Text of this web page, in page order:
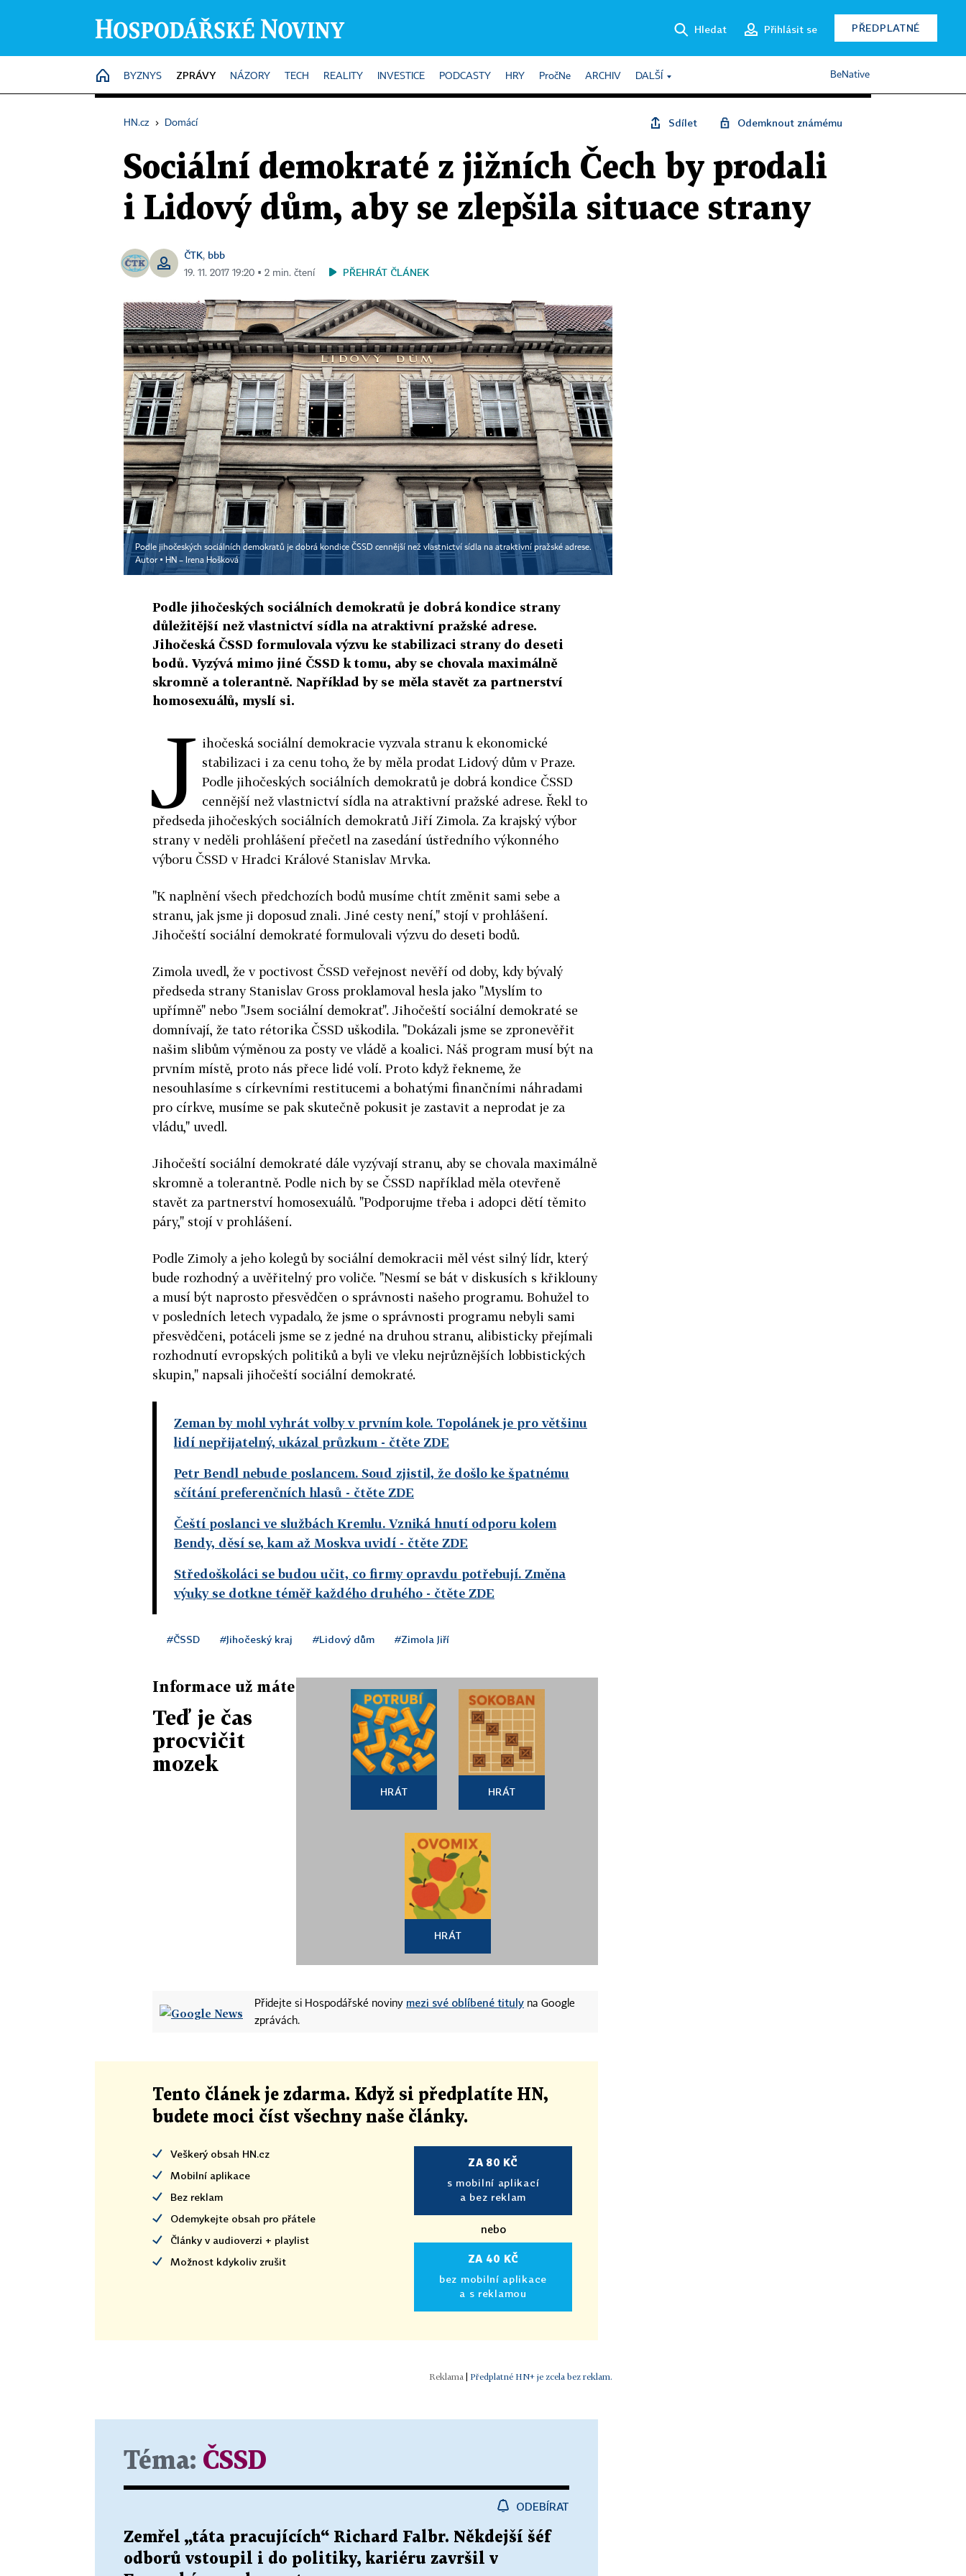
Hledat Přihlásit se PŘEDPLATNÉ
HOME
BYZNYS ZPRÁVY NÁZORY TECH REALITY INVESTICE PODCASTY HRY PročNe ARCHIV DALŠÍ BeNative
HN.cz › Domácí Sdílet Odemknout známému
Sociální demokraté z jižních Čech by prodali
i Lidový dům, aby se zlepšila situace strany
ČTK, bbb
19. 11. 2017 19:20 ▪ 2 min. čtení PŘEHRÁT ČLÁNEK
Podle jihočeských sociálních demokratů je dobrá kondice ČSSD cennější než vlastnictví sídla na atraktivní pražské adrese.
Autor ▪ HN – Irena Hošková
Podle jihočeských sociálních demokratů je dobrá kondice strany
důležitější než vlastnictví sídla na atraktivní pražské adrese.
Jihočeská ČSSD formulovala výzvu ke stabilizaci strany do deseti
bodů. Vyzývá mimo jiné ČSSD k tomu, aby se chovala maximálně
skromně a tolerantně. Například by se měla stavět za partnerství
homosexuálů, myslí si.
J ihočeská sociální demokracie vyzvala stranu k ekonomické
stabilizaci i za cenu toho, že by měla prodat Lidový dům v Praze.
Podle jihočeských sociálních demokratů je dobrá kondice ČSSD
cennější než vlastnictví sídla na atraktivní pražské adrese. Řekl to
předseda jihočeských sociálních demokratů Jiří Zimola. Za krajský výbor
strany v neděli prohlášení přečetl na zasedání ústředního výkonného
výboru ČSSD v Hradci Králové Stanislav Mrvka.
"K naplnění všech předchozích bodů musíme chtít změnit sami sebe a
stranu, jak jsme ji doposud znali. Jiné cesty není," stojí v prohlášení.
Jihočeští sociální demokraté formulovali výzvu do deseti bodů.
Zimola uvedl, že v poctivost ČSSD veřejnost nevěří od doby, kdy bývalý
předseda strany Stanislav Gross proklamoval hesla jako "Myslím to
upřímně" nebo "Jsem sociální demokrat". Jihočeští sociální demokraté se
domnívají, že tato rétorika ČSSD uškodila. "Dokázali jsme se zpronevěřit
našim slibům výměnou za posty ve vládě a koalici. Náš program musí být na
prvním místě, proto nás přece lidé volí. Proto když řekneme, že
nesouhlasíme s církevními restitucemi a bohatými finančními náhradami
pro církve, musíme se pak skutečně pokusit je zastavit a neprodat je za
vládu," uvedl.
Jihočeští sociální demokraté dále vyzývají stranu, aby se chovala maximálně
skromně a tolerantně. Podle nich by se ČSSD například měla otevřeně
stavět za partnerství homosexuálů. "Podporujme třeba i adopci dětí těmito
páry," stojí v prohlášení.
Podle Zimoly a jeho kolegů by sociální demokracii měl vést silný lídr, který
bude rozhodný a uvěřitelný pro voliče. "Nesmí se bát v diskusích s křiklouny
a musí být naprosto přesvědčen o správnosti našeho programu. Bohužel to
v posledních letech vypadalo, že jsme o správnosti programu nebyli sami
přesvědčeni, potáceli jsme se z jedné na druhou stranu, alibisticky přejímali
rozhodnutí evropských politiků a byli ve vleku nejrůznějších lobbistických
skupin," napsali jihočeští sociální demokraté.
Zeman by mohl vyhrát volby v prvním kole. Topolánek je pro většinu
lidí nepřijatelný, ukázal průzkum - čtěte ZDE
Petr Bendl nebude poslancem. Soud zjistil, že došlo ke špatnému
sčítání preferenčních hlasů - čtěte ZDE
Čeští poslanci ve službách Kremlu. Vzniká hnutí odporu kolem
Bendy, děsí se, kam až Moskva uvidí - čtěte ZDE
Středoškoláci se budou učit, co firmy opravdu potřebují. Změna
výuky se dotkne téměř každého druhého - čtěte ZDE
#ČSSD #Jihočeský kraj #Lidový dům #Zimola Jiří
Informace už máte
Teď je čas
procvičit
mozek
HRÁT HRÁT
HRÁT
Přidejte si Hospodářské noviny mezi své oblíbené tituly na Google
zprávách.
Tento článek je zdarma. Když si předplatíte HN,
budete moci číst všechny naše články.
Veškerý obsah HN.cz
Mobilní aplikace
Bez reklam
Odemykejte obsah pro přátele
Články v audioverzi + playlist
Možnost kdykoliv zrušit
ZA 80 KČ
s mobilní aplikací
a bez reklam
nebo
ZA 40 KČ
bez mobilní aplikace
a s reklamou
| Předplatné HN+ je zcela bez reklam.
Téma: ČSSD
ODEBÍRAT
Zemřel „táta pracujících“ Richard Falbr. Někdejší šéf
odborů vstoupil i do politiky, kariéru završil v